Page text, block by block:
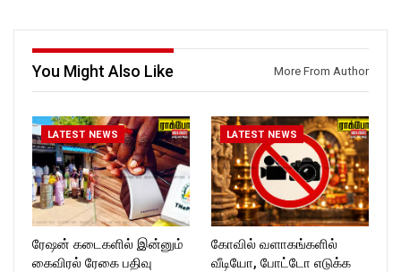
https://www.instagram.com/ro
ckforttimes/
Follow us on:
T_TIMESC
You Might Also Like More From Author
LATEST NEWS
ரேஷன் கடைகளில் இன்னும்
கைவிரல் ரேகை பதிவு
LATEST NEWS
கோவில் வளாகங்களில்
வீடியோ, போட்டோ எடுக்க